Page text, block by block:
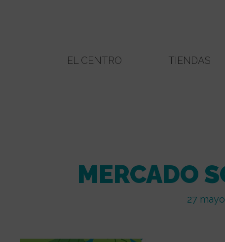
EL CENTRO TIENDAS
MERCADO
27